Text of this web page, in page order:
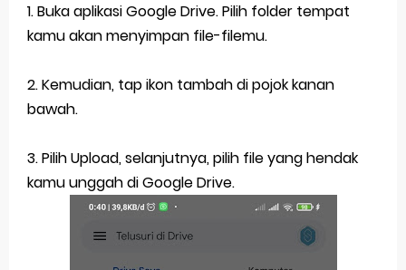
1. Buka aplikasi Google Drive. Pilih folder tempat
kamu akan menyimpan file-filemu.
2. Kemudian, tap ikon tambah di pojok kanan
bawah.
3. Pilih Upload, selanjutnya, pilih file yang hendak
kamu unggah di Google Drive.